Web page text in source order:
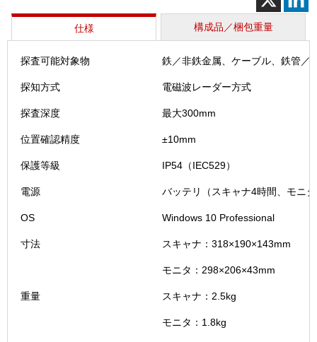
仕様 構成品／梱包重量
探査可能対象物 鉄／非鉄金属、ケーブル、鉄管／
探知方式 電磁波レーダー方式
探査深度 最大300mm
位置確認精度 ±10mm
保護等級 IP54（IEC529）
電源 バッテリ（スキャナ4時間、モニ
OS Windows 10 Professional
寸法 スキャナ：318×190×143mm
モニタ：298×206×43mm
重量 スキャナ：2.5kg
モニタ：1.8kg